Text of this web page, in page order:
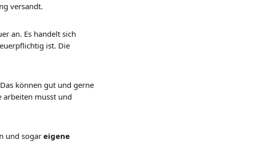
versandt.
an. Es handelt sich
ist. Die
können gut und gerne
arbeiten musst und
und sogar eigene